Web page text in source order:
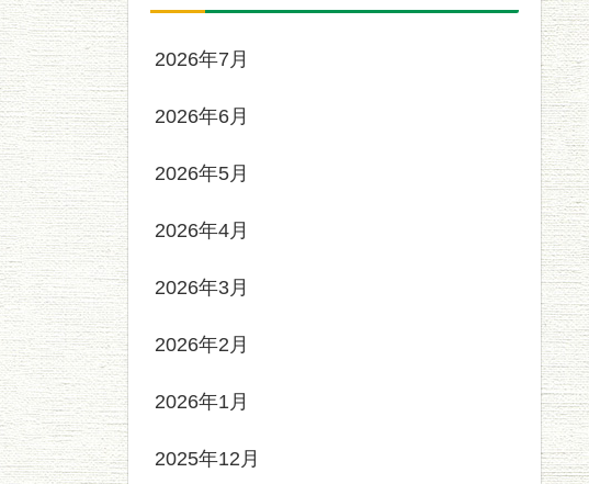
2026年7月
2026年6月
2026年5月
2026年4月
2026年3月
2026年2月
2026年1月
2025年12月